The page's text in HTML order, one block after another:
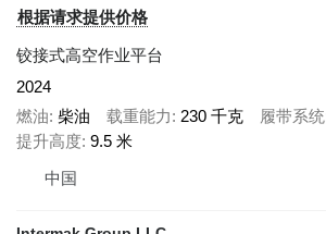
根据请求提供价格
铰接式高空作业平台
2024
燃油 柴油 载重能力 230 千克 履带系统
提升高度 9.5 米
中国